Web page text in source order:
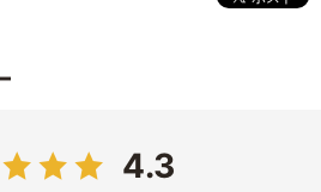
4.3